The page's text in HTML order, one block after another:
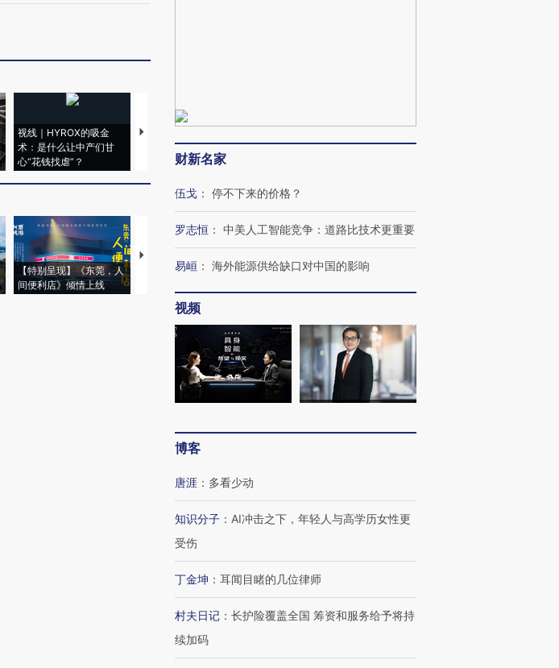
视线｜HYROX的吸金
术：是什么让中产们甘
心“花钱找虐”？
马航飞行员跨国走私7万
粒摇头丸 尿检体内含3种
度Z世代 用街头抗争将教
机”？难民潮撕裂西班牙
【特别呈现】《东莞，人
间便利店》倾情上线
【推广】走进第四届链博
会，让数智科技“链”接产
【特别呈现】寻找100种
财新名家
伍戈 ： 停不下来的价格？
罗志恒 ： 中美人工智能竞争：道路比技术更重要
易峘 ： 海外能源供给缺口对中国的影响
视频
博客
唐涯 ： 多看少动
知识分子 ： AI冲击之下，年轻人与高学历女性更
受伤
丁金坤 ： 耳闻目睹的几位律师
村夫日记 ： 长护险覆盖全国 筹资和服务给予将持
续加码